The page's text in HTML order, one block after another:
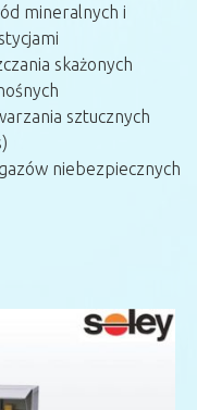
mineralnych i
skażonych
sztucznych
niebezpiecznych